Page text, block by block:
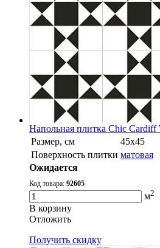
Напольная плитка Chic Cardiff
Размер, см
45x45
Поверхность плитки матовая
Ожидается
Код товара: 92605
м2
В корзину
Oтложить
Получить скидку